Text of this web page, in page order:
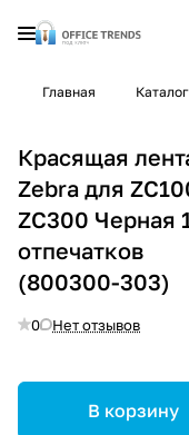
Главная Каталог
Красящая
Zebra для
ZC300 Черная
отпечатков
(800300-303)
0 Нет отзывов
В корзину